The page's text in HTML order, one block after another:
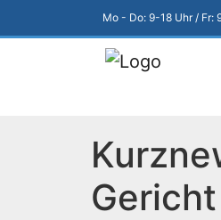
Mo - Do: 9-18 Uhr / Fr:
Gericht